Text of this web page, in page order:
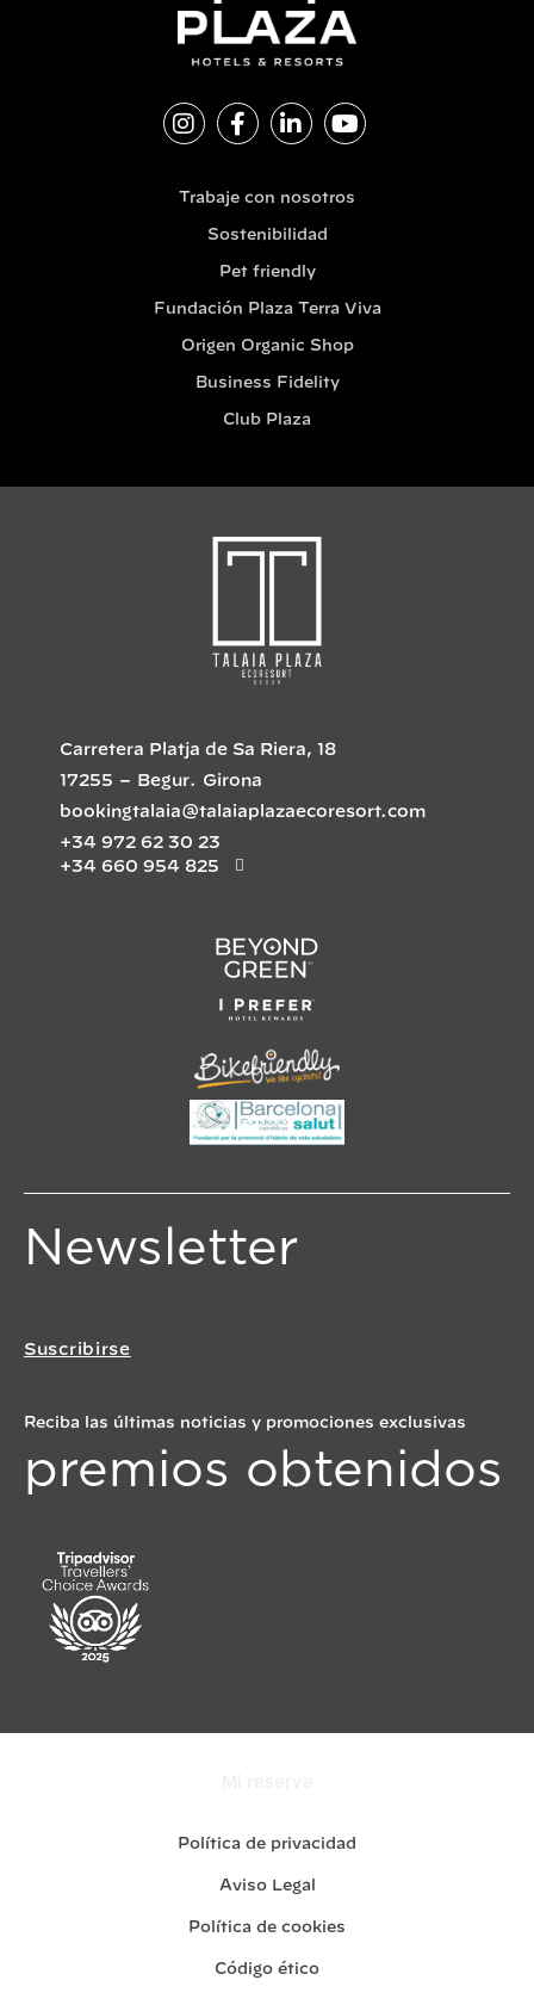
Trabaje con nosotros
Sostenibilidad
Pet friendly
Fundación Plaza Terra Viva
Origen Organic Shop
Business Fidelity
Club Plaza
Carretera Platja de Sa Riera, 18
17255 – Begur. Girona
bookingtalaia@talaiaplazaecoresort.com
+34 972 62 30 23
+34 660 954 825
Newsletter
Suscribirse
Reciba las últimas noticias y promociones exclusivas
premios obtenidos
Política de privacidad
Aviso Legal
Política de cookies
Código ético